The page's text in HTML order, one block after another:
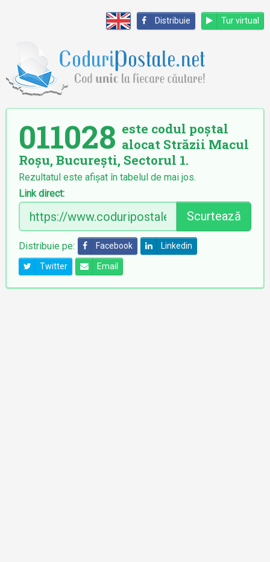
Distribuie Tur virtual
011028 este codul poștal
alocat Străzii Macul
Roșu, București, Sectorul 1.
Rezultatul este afișat în tabelul de mai jos.
Link direct:
Scurtează
Distribuie pe: Facebook Linkedin
Twitter Email